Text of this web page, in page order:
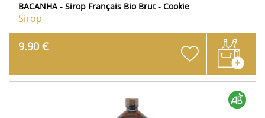
BACANHA - Sirop Français Bio Brut - Cookie
Sirop
9.90 €